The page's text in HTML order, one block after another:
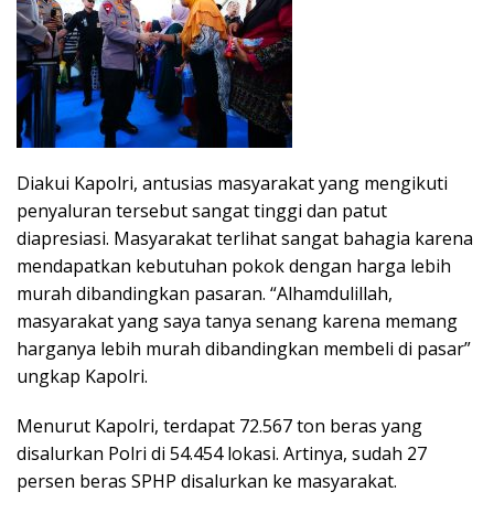
Diakui Kapolri, antusias masyarakat yang mengikuti
penyaluran tersebut sangat tinggi dan patut
diapresiasi. Masyarakat terlihat sangat bahagia karena
mendapatkan kebutuhan pokok dengan harga lebih
murah dibandingkan pasaran. “Alhamdulillah,
masyarakat yang saya tanya senang karena memang
harganya lebih murah dibandingkan membeli di pasar”
ungkap Kapolri.
Menurut Kapolri, terdapat 72.567 ton beras yang
disalurkan Polri di 54.454 lokasi. Artinya, sudah 27
persen beras SPHP disalurkan ke masyarakat.